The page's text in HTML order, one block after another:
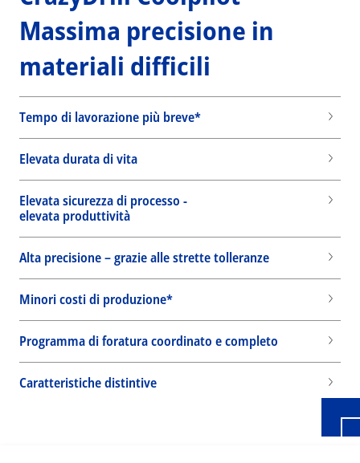
Massima precisione in
materiali difficili
Tempo di lavorazione più breve*
Elevata durata di vita
Elevata sicurezza di processo -
elevata produttività
Alta precisione – grazie alle strette tolleranze
Minori costi di produzione*
Programma di foratura coordinato e completo
Caratteristiche distintive